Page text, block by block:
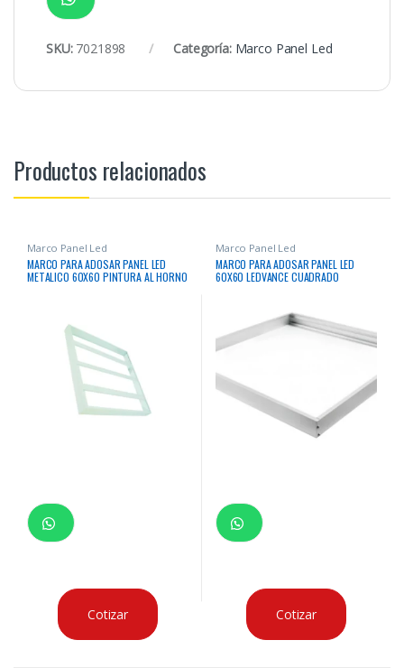
SKU: 7021898 Categoría: Marco Panel Led
Productos relacionados
Marco Panel Led
MARCO PARA ADOSAR PANEL LED
METALICO 60X60 PINTURA AL HORNO
Cotizar
Marco Panel Led
MARCO PARA ADOSAR PANEL LED
60X60 LEDVANCE CUADRADO
Cotizar